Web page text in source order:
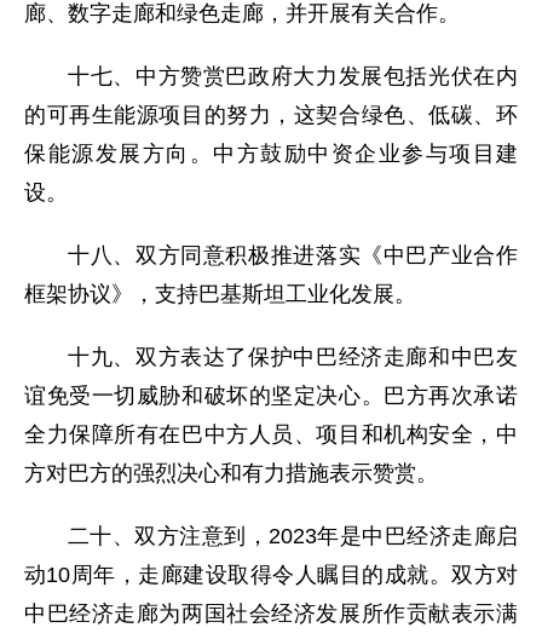
廊、数字走廊和绿色走廊，并开展有关合作。
十七、中方赞赏巴政府大力发展包括光伏在内
的可再生能源项目的努力，这契合绿色、低碳、环
保能源发展方向。中方鼓励中资企业参与项目建
设。
十八、双方同意积极推进落实《中巴产业合作
框架协议》，支持巴基斯坦工业化发展。
十九、双方表达了保护中巴经济走廊和中巴友
谊免受一切威胁和破坏的坚定决心。巴方再次承诺
全力保障所有在巴中方人员、项目和机构安全，中
方对巴方的强烈决心和有力措施表示赞赏。
二十、双方注意到，2023年是中巴经济走廊启
动10周年，走廊建设取得令人瞩目的成就。双方对
中巴经济走廊为两国社会经济发展所作贡献表示满